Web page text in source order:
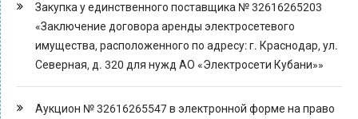
Закупка у единственного поставщика № 32616265203
«Заключение договора аренды электросетевого
имущества, расположенного по адресу: г. Краснодар, ул.
Северная, д. 320 для нужд АО «Электросети Кубани»»
Аукцион № 32616265547 в электронной форме на право